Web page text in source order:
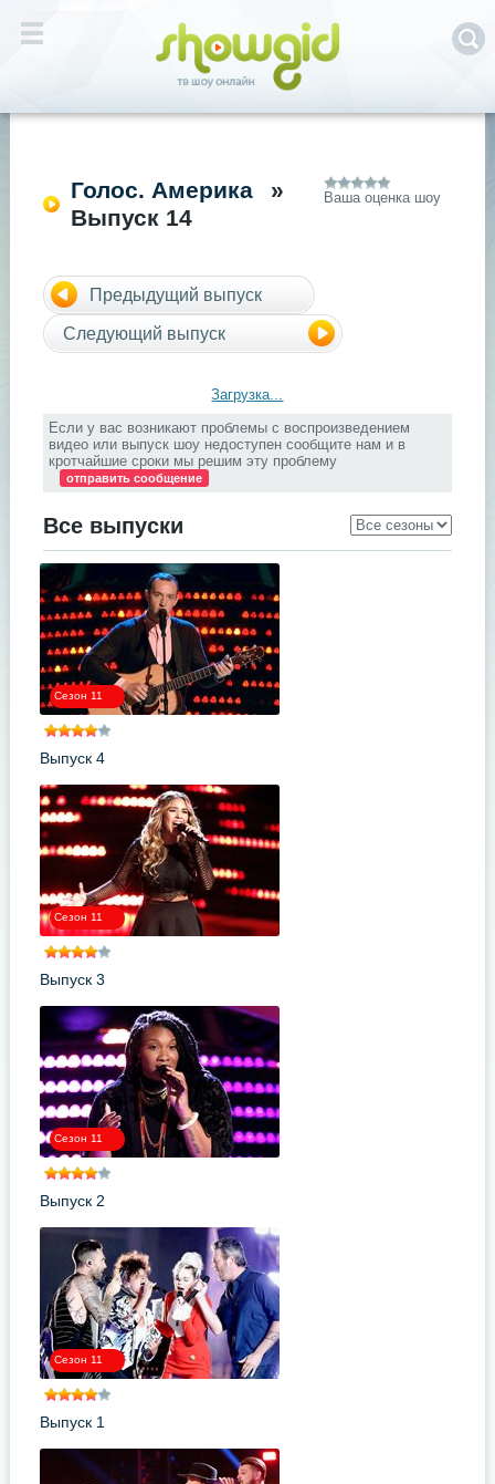
Голос. Америка
»
Выпуск 14
Ваша оценка шоу
Предыдущий выпуск
Следующий выпуск
Загрузка...
Если у вас возникают проблемы с воспроизведением
видео или выпуск шоу недоступен сообщите нам и в
кротчайшие сроки мы решим эту проблему
отправить сообщение
Все выпуски
Сезон 11
Выпуск 4
Сезон 11
Выпуск 3
Сезон 11
Выпуск 2
Сезон 11
Выпуск 1